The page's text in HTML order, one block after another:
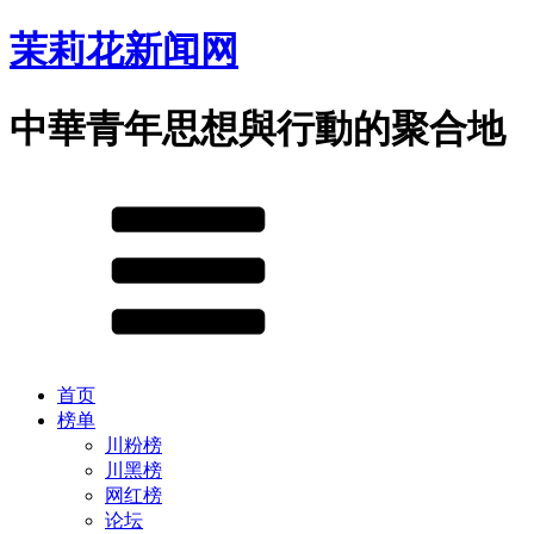
茉莉花新闻网
中華青年思想與行動的聚合地
首页
榜单
川粉榜
川黑榜
网红榜
论坛